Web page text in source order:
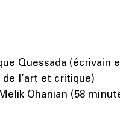
Quessada (écrivain
l’art et critique)
Ohanian (58